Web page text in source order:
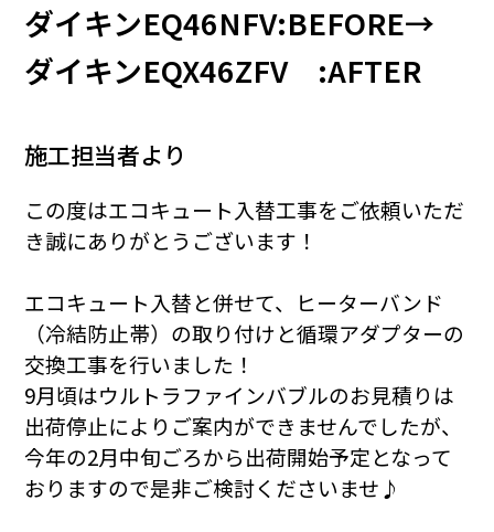
ダイキンEQ46NFV:BEFORE→
ダイキンEQX46ZFV :AFTER
施工担当者より
この度はエコキュート入替工事をご依頼いただ
き誠にありがとうございます！
エコキュート入替と併せて、ヒーターバンド
（冷結防止帯）の取り付けと循環アダプターの
交換工事を行いました！
9月頃はウルトラファインバブルのお見積りは
出荷停止によりご案内ができませんでしたが、
今年の2月中旬ごろから出荷開始予定となって
おりますので是非ご検討くださいませ♪